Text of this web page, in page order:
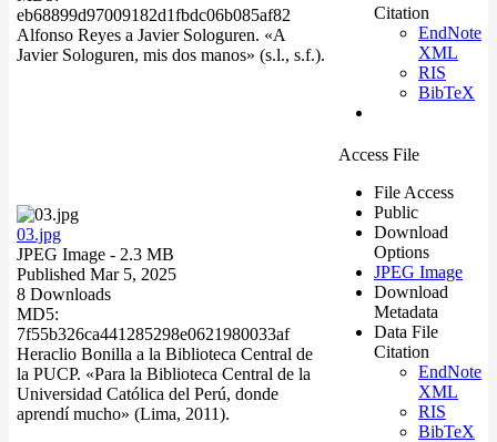
eb68899d97009182d1fbdc06b085af82
Alfonso Reyes a Javier Sologuren. «A
Javier Sologuren, mis dos manos» (s.l., s.f.).
Citation
EndNote
XML
RIS
BibTeX
03.jpg
JPEG Image - 2.3 MB
Published Mar 5, 2025
8 Downloads
MD5:
7f55b326ca441285298e0621980033af
Heraclio Bonilla a la Biblioteca Central de
la PUCP. «Para la Biblioteca Central de la
Universidad Católica del Perú, donde
aprendí mucho» (Lima, 2011).
Access File
File Access
Public
Download
Options
JPEG Image
Download
Metadata
Data File
Citation
EndNote
XML
RIS
BibTeX